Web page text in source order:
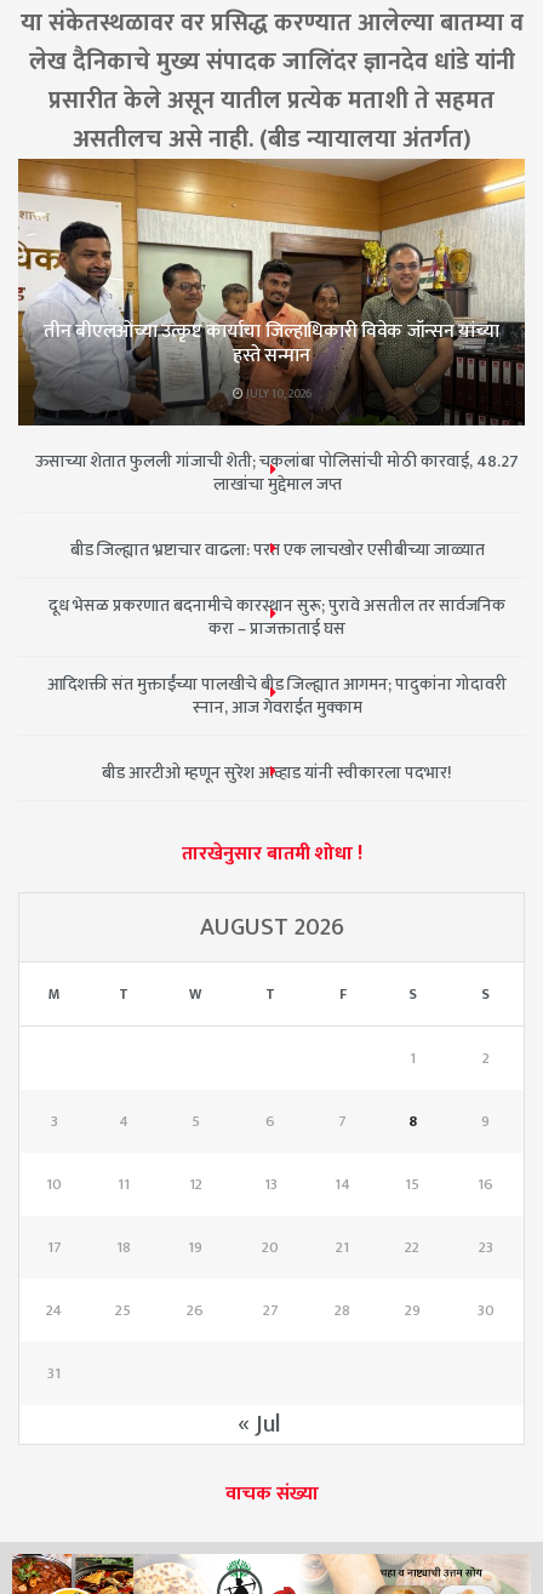
या संकेतस्थळावर वर प्रसिद्ध करण्यात आलेल्या बातम्या व
लेख दैनिकाचे मुख्य संपादक जालिंदर ज्ञानदेव धांडे यांनी
प्रसारीत केले असून यातील प्रत्येक मताशी ते सहमत
असतीलच असे नाही. (बीड न्यायालया अंतर्गत)
तीन बीएलओंच्या उत्कृष्ट कार्याचा जिल्हाधिकारी विवेक जॉन्सन यांच्या
हस्ते सन्मान
JULY 10, 2026
ऊसाच्या शेतात फुलली गांजाची शेती; चकलांबा पोलिसांची मोठी कारवाई, 48.27
लाखांचा मुद्देमाल जप्त
बीड जिल्ह्यात भ्रष्टाचार वाढला: परत एक लाचखोर एसीबीच्या जाळ्यात
दूध भेसळ प्रकरणात बदनामीचे कारस्थान सुरू; पुरावे असतील तर सार्वजनिक
करा – प्राजक्ताताई घस
आदिशक्ती संत मुक्ताईंच्या पालखीचे बीड जिल्ह्यात आगमन; पादुकांना गोदावरी
स्नान, आज गेवराईत मुक्काम
बीड आरटीओ म्हणून सुरेश आव्हाड यांनी स्वीकारला पदभार!
तारखेनुसार बातमी शोधा !
AUGUST 2026
M T W T F S S
1 2
3 4 5 6 7 8 9
10 11 12 13 14 15 16
17 18 19 20 21 22 23
24 25 26 27 28 29 30
31
« Jul
वाचक संख्या